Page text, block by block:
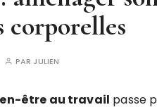
corporelles
PAR JULIEN
être au travail passe